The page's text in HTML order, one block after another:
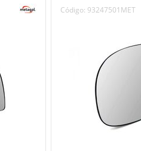
Código: 93247501MET